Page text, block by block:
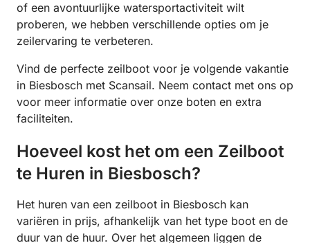
of een avontuurlijke watersportactiviteit wilt
proberen, we hebben verschillende opties om je
zeilervaring te verbeteren.
Vind de perfecte zeilboot voor je volgende vakantie
in Biesbosch met Scansail. Neem contact met ons op
voor meer informatie over onze boten en extra
faciliteiten.
Hoeveel kost het om een Zeilboot
te Huren in Biesbosch?
Het huren van een zeilboot in Biesbosch kan
variëren in prijs, afhankelijk van het type boot en de
duur van de huur. Over het algemeen liggen de